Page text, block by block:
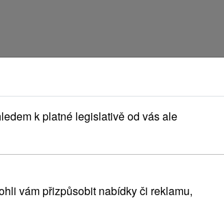
k platné legislativě od vás ale
vám přizpůsobit nabídky či reklamu,